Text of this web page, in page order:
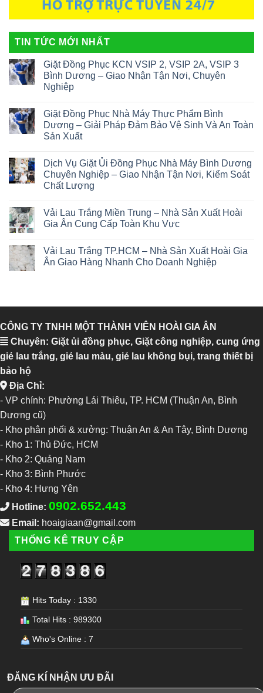
TIN TỨC MỚI NHẤT
Giặt Đồng Phục KCN VSIP 2, VSIP 2A, VSIP 3
Bình Dương – Giao Nhận Tận Nơi, Chuyên
Nghiệp
Giặt Đồng Phục Nhà Máy Thực Phẩm Bình
Dương – Giải Pháp Đảm Bảo Vệ Sinh Và An Toàn
Sản Xuất
Dịch Vụ Giặt Ủi Đồng Phục Nhà Máy Bình Dương
Chuyên Nghiệp – Giao Nhận Tận Nơi, Kiểm Soát
Chất Lượng
Vải Lau Trắng Miền Trung – Nhà Sản Xuất Hoài
Gia Ân Cung Cấp Toàn Khu Vực
Vải Lau Trắng TP.HCM – Nhà Sản Xuất Hoài Gia
Ân Giao Hàng Nhanh Cho Doanh Nghiệp
CÔNG TY TNHH MỘT THÀNH VIÊN HOÀI GIA ÂN
Chuyên: Giặt ủi đồng phục, Giặt công nghiệp, cung ứng
giẻ lau trắng, giẻ lau màu, giẻ lau không bụi, trang thiết bị
bảo hộ
Địa Chỉ:
- VP chính: Phường Lái Thiêu, TP. HCM (Thuận An, Bình
Dương cũ)
- Kho phân phối & xưởng: Thuận An & An Tây, Bình Dương
- Kho 1: Thủ Đức, HCM
- Kho 2: Quảng Nam
- Kho 3: Bình Phước
- Kho 4: Hưng Yên
Hotline: 0902.652.443
Email: hoaigiaan@gmail.com
THỐNG KÊ TRUY CẬP
Hits Today : 1330
Total Hits : 989300
Who's Online : 7
ĐĂNG KÍ NHẬN ƯU ĐÃI